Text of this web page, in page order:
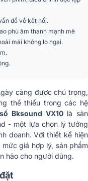
QUỐC TẾ BK
NAM
đề về kết nối.
phủ âm thanh mạnh mẽ
mái không lo ngại.
càng được chú trọng,
thể thiếu trong các hệ
Bksound VX10là sản
- một lựa chọn lý tưởng
doanh. Với thiết kế hiện
giá hợp lý, sản phẩm
hảo cho người dùng.